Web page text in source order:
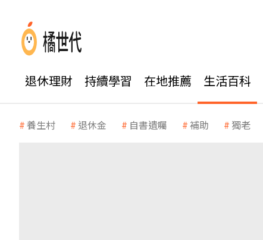
退休理財 持續學習 在地推薦 生活百科
養生村 退休金 自書遺囑 補助 獨老